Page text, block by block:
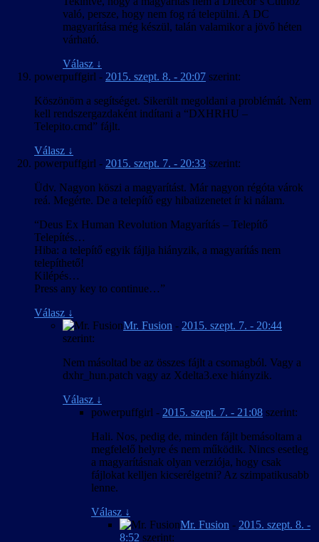
való, persze, hogy nem fog rá települni. A DC
magyarítása még készül, talán valamikor a jövő héten
várható.
Válasz ↓
powerpuffgirl - 2015. szept. 8. - 20:07 szerint:
Köszönöm a segítséget. Sikerült megoldani a problémát. Nem
kell rendszergazdaként indítani a “DXHRHU –
Telepito.cmd” fájlt.
Válasz ↓
powerpuffgirl - 2015. szept. 7. - 20:33 szerint:
Üdv. Nagyon köszi a magyarítást. Már nagyon régóta várok
reá. Megérte. De a telepítő egy hibaüzenetet ír ki nálam.
“Deus Ex Human Revolution Magyarítás – Telepítő
Telepítés…
Hiba: a telepítő egyik fájlja hiányzik, a magyarítás nem
telepíthető!
Kilépés…
Press any key to continue…”
Válasz ↓
Mr. Fusion - 2015. szept. 7. - 20:44
szerint:
Nem másoltad be az összes fájlt a csomagból. Vagy a
dxhr_hun.patch vagy az Xdelta3.exe hiányzik.
Válasz ↓
powerpuffgirl - 2015. szept. 7. - 21:08 szerint:
Hali. Nos, pedig de, minden fájlt bemásoltam a
megfelelő helyre és nem működik. Nincs esetleg
a magyarításnak olyan verziója, hogy csak
fájlokat kelljen kicserélgetni? Az szimpatikusabb
lenne.
Válasz ↓
Mr. Fusion - 2015. szept. 8. -
8:52 szerint: